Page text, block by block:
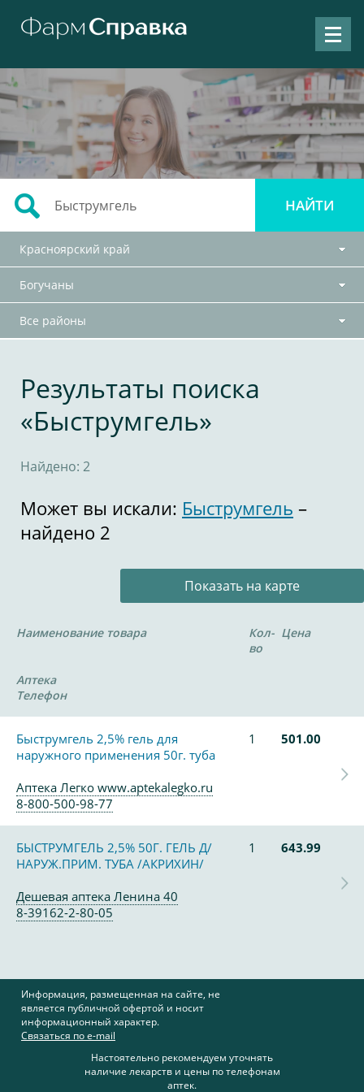
Красноярский край
Богучаны
Все районы
Результаты поиска
«Быструмгель»
Найдено: 2
Может вы искали: Быструмгель –
найдено 2
Показать на карте
Наименование товара
Кол-
во
Цена
Аптека
Телефон
Быструмгель 2,5% гель для
наружного применения 50г. туба
1 501.00
Аптека Легко www.aptekalegko.ru
8-800-500-98-77
БЫСТРУМГЕЛЬ 2,5% 50Г. ГЕЛЬ Д/
НАРУЖ.ПРИМ. ТУБА /АКРИХИН/
1 643.99
Дешевая аптека Ленина 40
8-39162-2-80-05
Информация, размещенная на сайте, не
является публичной офертой и носит
информационный характер.
Связаться по e-mail
Настоятельно рекомендуем уточнять
наличие лекарств и цены по телефонам
аптек.